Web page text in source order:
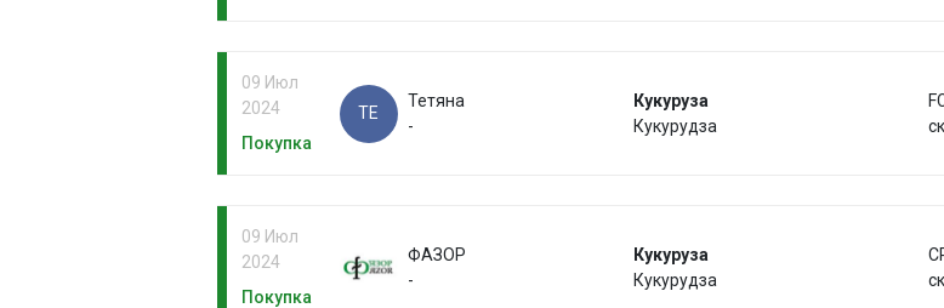
09 Июл
2024
Покупка
ТЕ
Тетяна
-
Кукуруза
Кукурудза
09 Июл
2024
Покупка
ФАЗОР
-
Кукуруза
Кукурудза